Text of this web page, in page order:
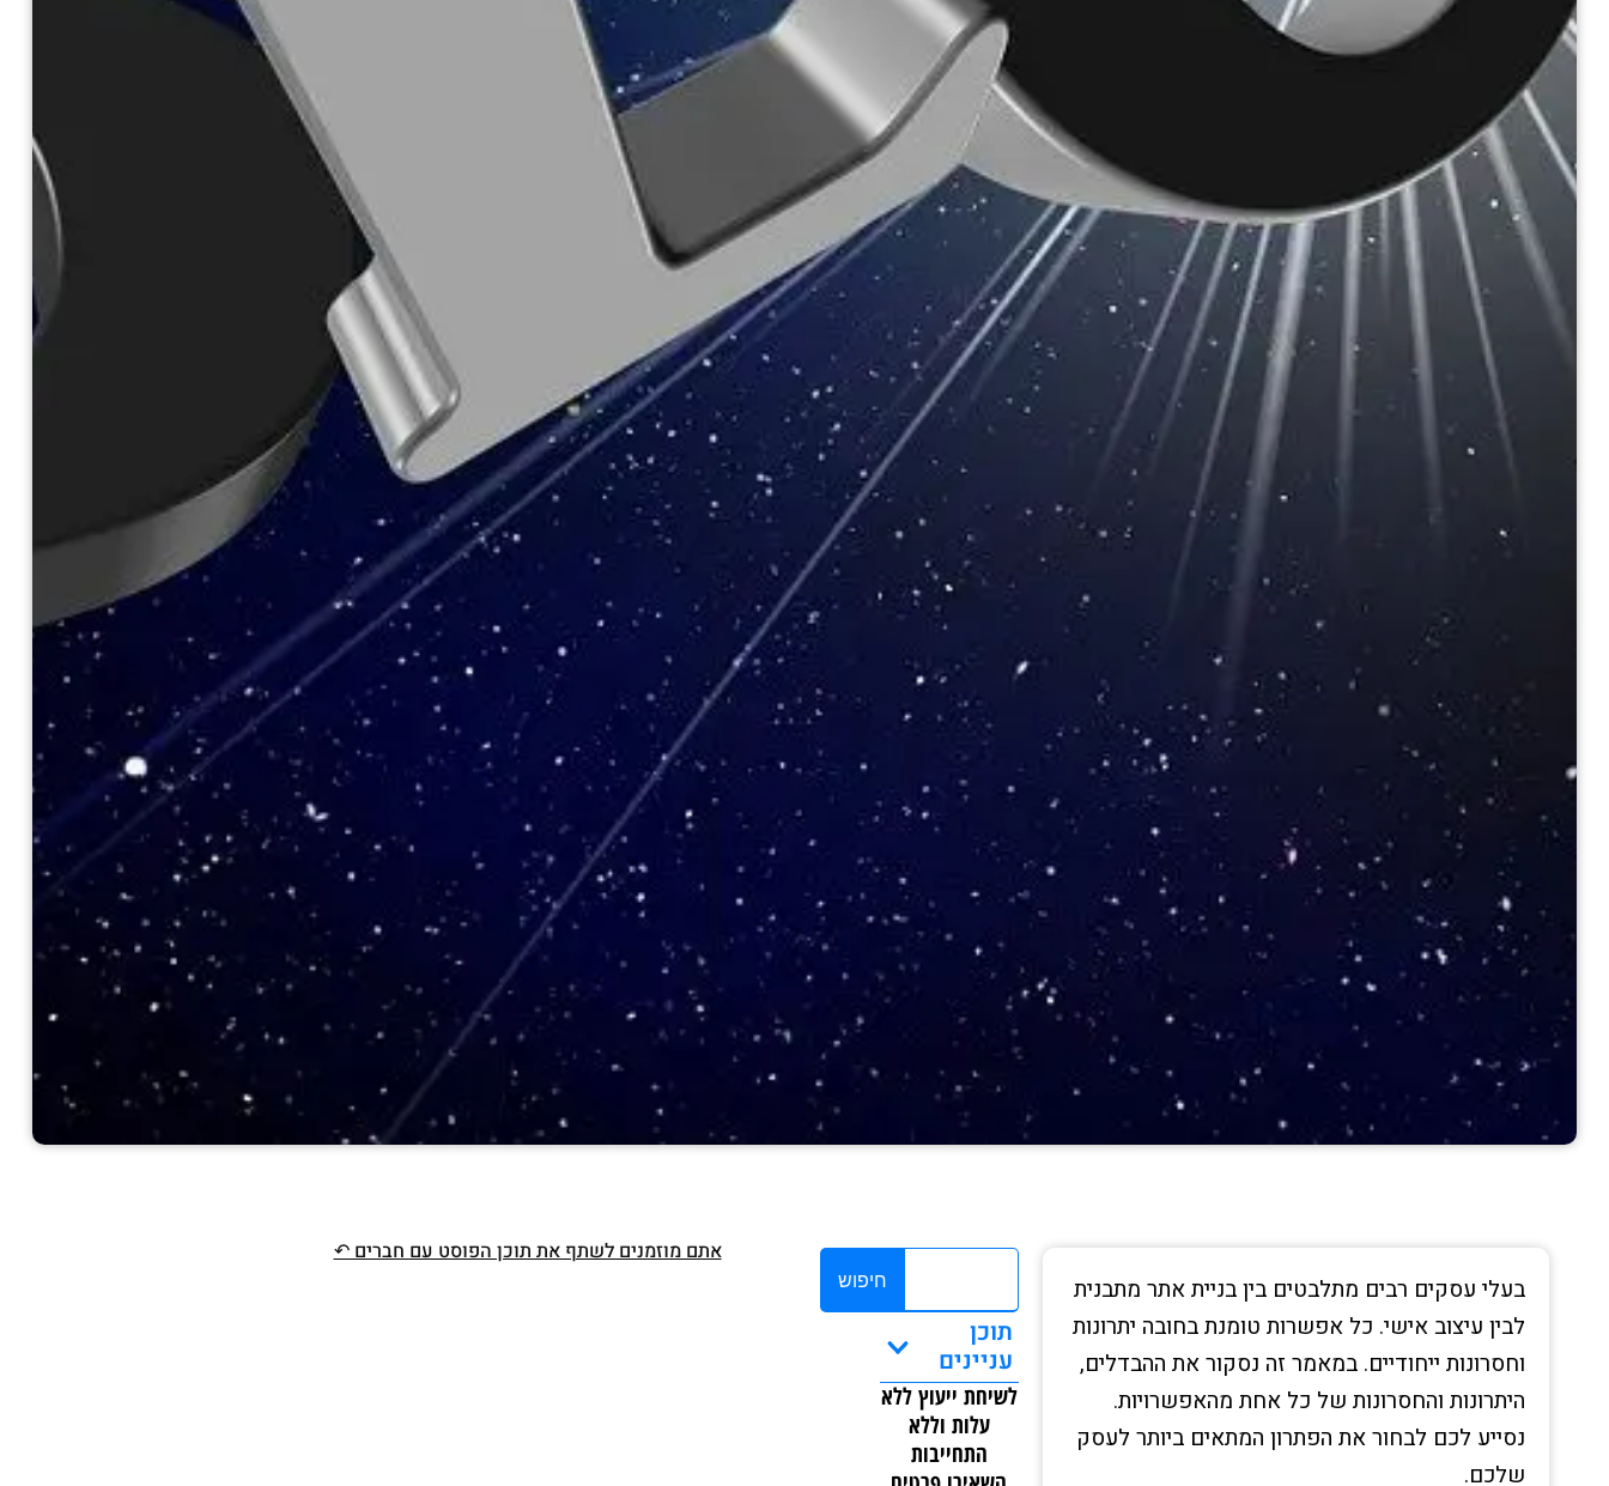
בעלי עסקים רבים מתלבטים בין בניית אתר מתבנית
לבין עיצוב אישי. כל אפשרות טומנת בחובה יתרונות
וחסרונות ייחודיים. במאמר זה נסקור את ההבדלים,
היתרונות והחסרונות של כל אחת מהאפשרויות.
נסייע לכם לבחור את הפתרון המתאים ביותר לעסק
שלכם.
חיפוש
תוכן
עניינים
לשיחת ייעוץ ללא
עלות וללא
התחייבות
אתם מוזמנים לשתף את תוכן הפוסט עם חברים ↶